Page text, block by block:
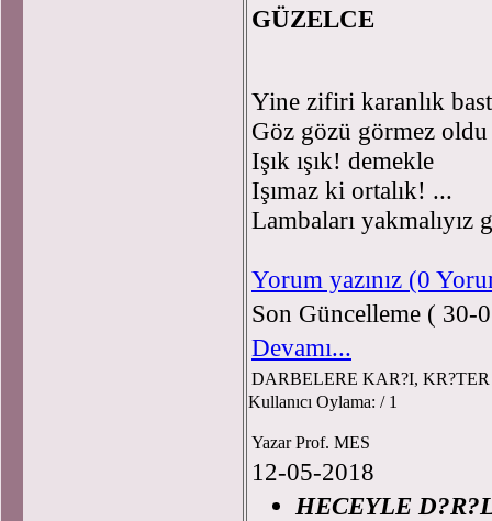
GÜZELCE
Yine zifiri karanlık
Göz gözü görmez
Işık ışık! demekle
Işımaz ki ortalık! ...
Lambaları yakmalıyız
Yorum yazınız (0
Son Güncelleme ( 30-
Devamı...
DARBELERE KAR?I,
Kullanıcı Oylama: / 1
Yazar Prof. MES
12-05-2018
HECEYLE